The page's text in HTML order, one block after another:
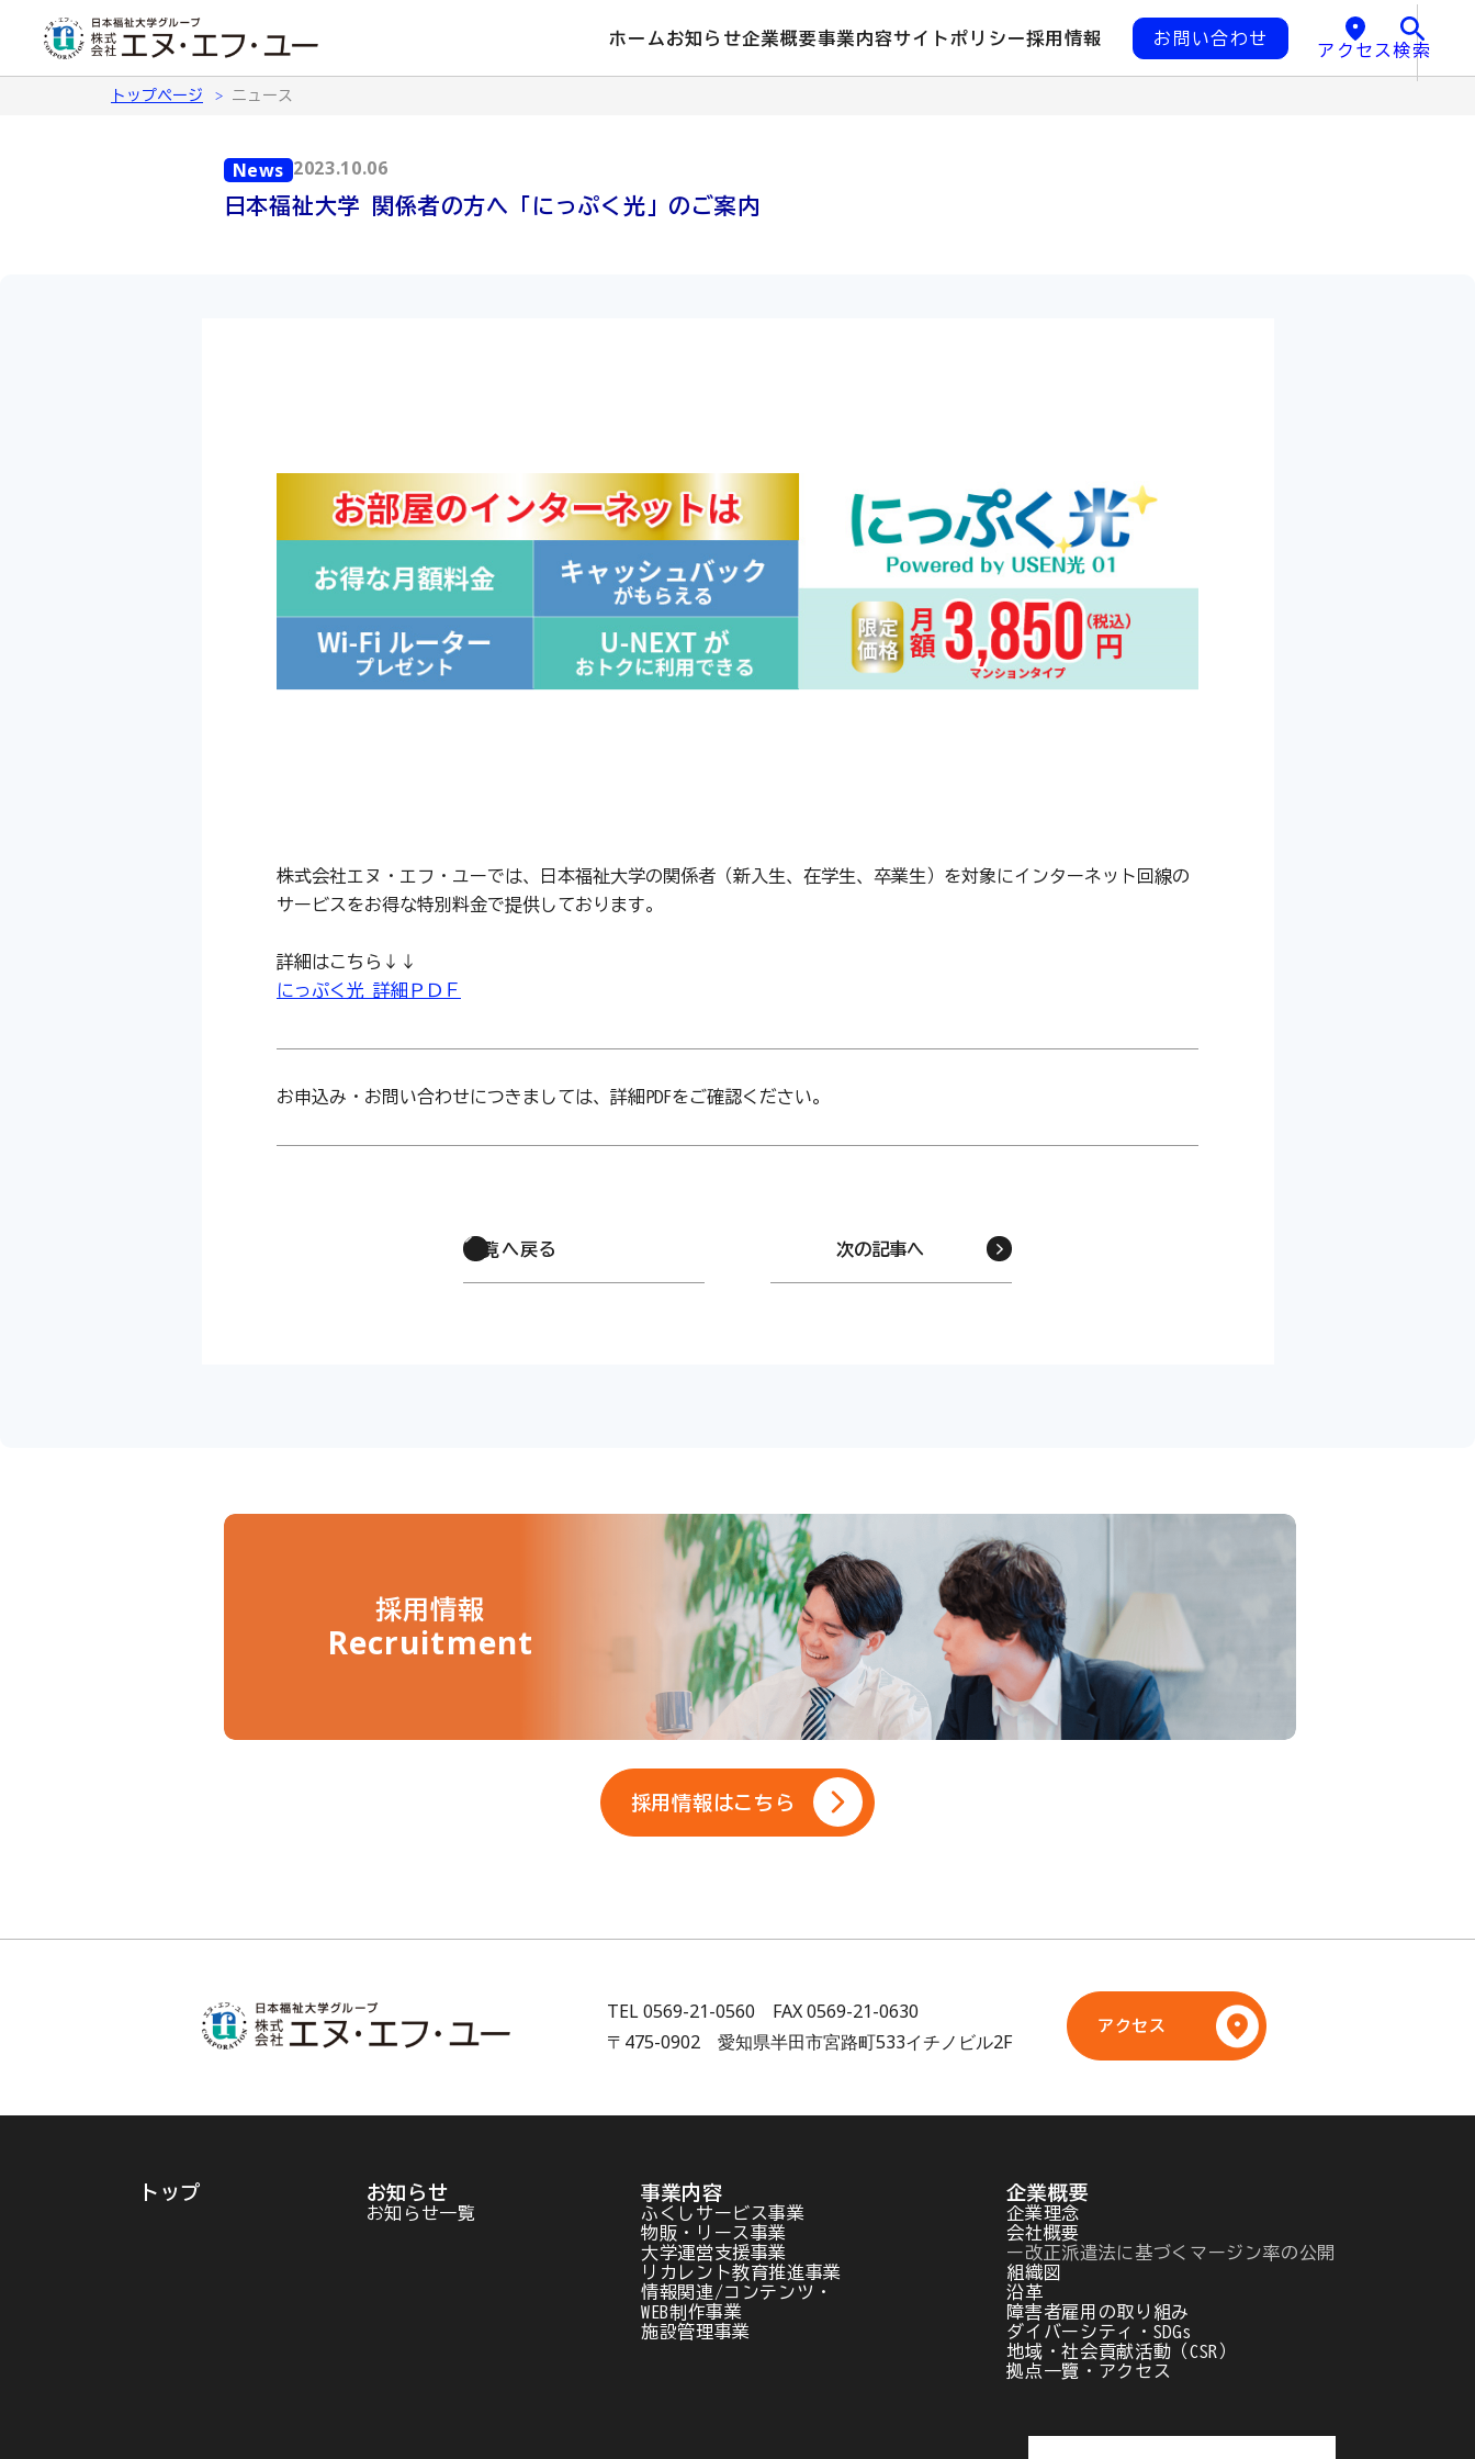
ホーム お知らせ企業概要事業内容サイトポリシー採用情報 お問い合わせ
アクセス検索
トップページ ニュース
News 2023.10.06
日本福祉大学 関係者の方へ「にっぷく光」のご案内
株式会社エヌ・エフ・ユーでは、日本福祉大学の関係者（新入生、在学生、卒業生）を対象にインターネット回線の
サービスをお得な特別料金で提供しております。
詳細はこちら↓↓
にっぷく光 詳細ＰＤＦ
お申込み・お問い合わせにつきましては、詳細PDFをご確認ください。
一覧へ戻る 次の記事へ
採用情報
Recruitment
採用情報はこちら
TEL 0569-21-0560 FAX 0569-21-0630
〒475-0902 愛知県半田市宮路町533イチノビル2F
アクセス
トップ お知らせ
お知らせ一覧
事業内容
ふくしサービス事業
物販・リース事業
大学運営支援事業
リカレント教育推進事業
情報関連/コンテンツ・
WEB制作事業
施設管理事業
企業概要
企業理念
会社概要
ー改正派遣法に基づくマージン率の公開
組織図
沿革
障害者雇用の取り組み
ダイバーシティ・SDGs
地域・社会貢献活動（CSR）
拠点一覽・アクセス